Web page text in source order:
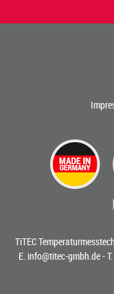
TiTEC
E. info@titec-gmbh.de- T.